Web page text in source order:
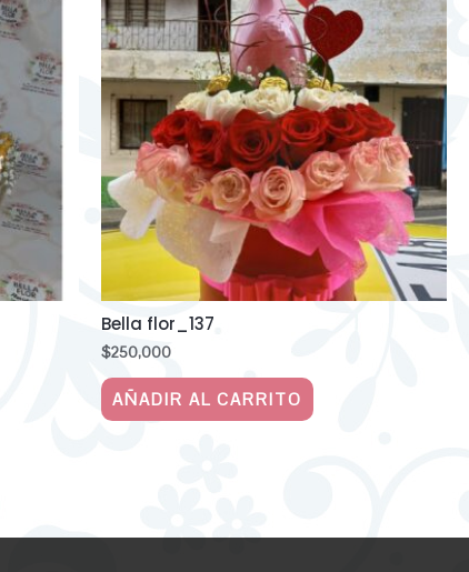
Bella flor_137
$250,000
AÑADIR AL CARRITO